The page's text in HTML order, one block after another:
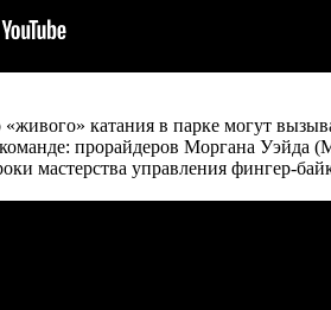
катания в парке могут
команде: прорайдеров Моргана
мастерства управления фингер-